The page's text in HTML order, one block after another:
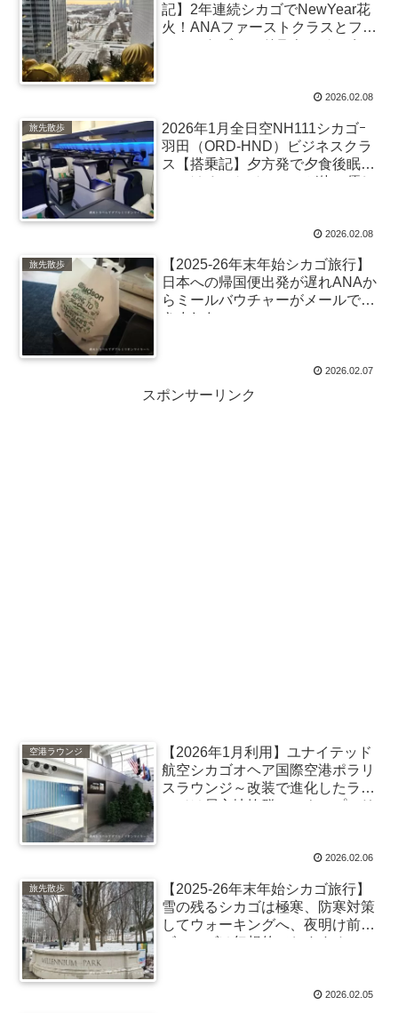
記】2年連続シカゴでNewYear花
火！ANAファーストクラスとフェ
アモントゴールドラウンジでくつ
2026.02.08
旅先散歩
2026年1月全日空NH111シカゴｰ
羽田（ORD-HND）ビジネスクラ
ス【搭乗記】夕方発で夕食後眠り
につけるスケジュールが体に優し
2026.02.08
旅先散歩
【2025-26年末年始シカゴ旅行】
日本への帰国便出発が遅れANAか
らミールバウチャーがメールで届
きました
2026.02.07
スポンサーリンク
空港ラウンジ
【2026年1月利用】ユナイテッド
航空シカゴオヘア国際空港ポラリ
スラウンジ～改装で進化したラウ
ンジは居心地抜群、スナップエリ
2026.02.06
旅先散歩
【2025-26年末年始シカゴ旅行】
雪の残るシカゴは極寒、防寒対策
してウォーキングへ、夜明け前の
ビーンズは幻想的でおすすめ
2026.02.05